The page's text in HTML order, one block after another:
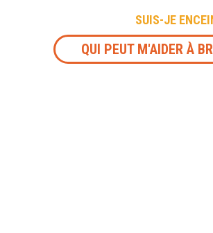
SUIS-JE
QUI PEUT M'AIDER À